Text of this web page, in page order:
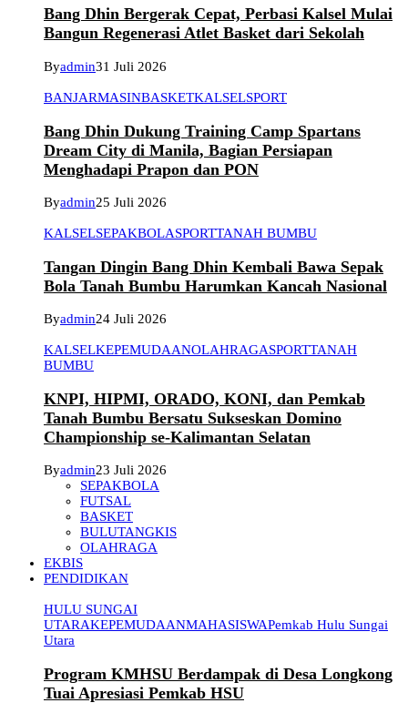
Bang Dhin Bergerak Cepat, Perbasi Kalsel Mulai
Bangun Regenerasi Atlet Basket dari Sekolah
Byadmin31 Juli 2026
BANJARMASINBASKETKALSELSPORT
Bang Dhin Dukung Training Camp Spartans
Dream City di Manila, Bagian Persiapan
Menghadapi Prapon dan PON
Byadmin25 Juli 2026
KALSELSEPAKBOLASPORTTANAH BUMBU
Tangan Dingin Bang Dhin Kembali Bawa Sepak
Bola Tanah Bumbu Harumkan Kancah Nasional
Byadmin24 Juli 2026
KALSELKEPEMUDAANOLAHRAGASPORTTANAH
BUMBU
KNPI, HIPMI, ORADO, KONI, dan Pemkab
Tanah Bumbu Bersatu Sukseskan Domino
Championship se-Kalimantan Selatan
Byadmin23 Juli 2026
SEPAKBOLA
FUTSAL
BASKET
BULUTANGKIS
OLAHRAGA
EKBIS
PENDIDIKAN
HULU SUNGAI
UTARAKEPEMUDAANMAHASISWAPemkab Hulu Sungai
Utara
Program KMHSU Berdampak di Desa Longkong
Tuai Apresiasi Pemkab HSU